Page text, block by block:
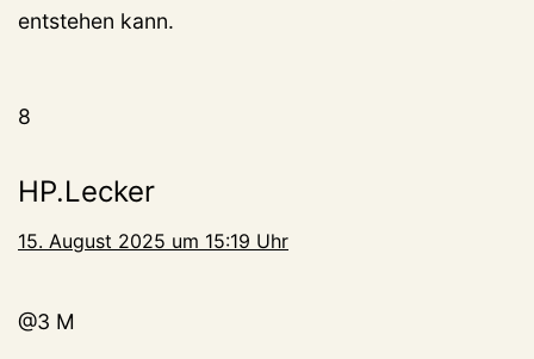
entstehen kann.
8
HP.Lecker
15. August 2025 um 15:19 Uhr
@3 M